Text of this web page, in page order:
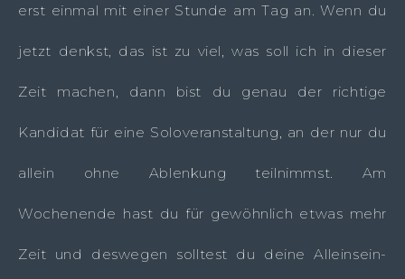
erst einmal mit einer Stunde am Tag an. Wenn du
jetzt denkst, das ist zu viel, was soll ich in dieser
Zeit machen, dann bist du genau der richtige
Kandidat für eine Soloveranstaltung, an der nur du
allein ohne Ablenkung teilnimmst. Am
Wochenende hast du für gewöhnlich etwas mehr
Zeit und deswegen solltest du deine Alleinsein-